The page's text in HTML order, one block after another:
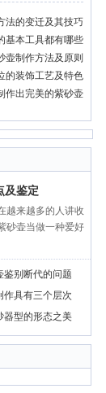
法的变迁及其技巧
基本工具都有哪些
壶制作方法及原则
的装饰工艺及特色
作出完美的紫砂壶
及鉴定
越来越多的人讲收
砂壶当做一种爱好
鉴别断代的问题
作具有三个层次
器型的形态之美